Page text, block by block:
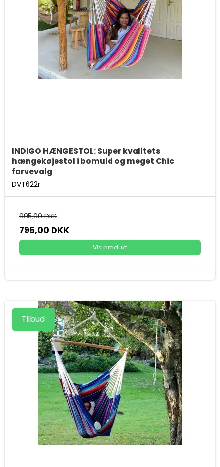
INDIGO HÆNGESTOL: Super kvalitets
hængekøjestol i bomuld og meget Chic
farvevalg
DVT622r
995,00 DKK
795,00 DKK
Vis produkt
Tilbud